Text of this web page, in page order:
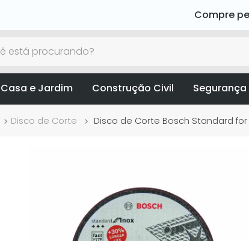
Compre
Casa e Jardim Construção Civil Segurança
Disco de Corte Disco de Corte Bosch Standard for